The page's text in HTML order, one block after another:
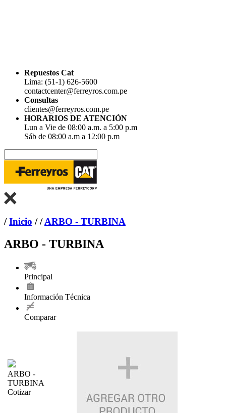
Repuestos Cat
Lima: (51-1) 626-5600
contactcenter@ferreyros.com.pe
Consultas
clientes@ferreyros.com.pe
HORARIOS DE ATENCIÓN
Lun a Vie de 08:00 a.m. a 5:00 p.m
Sáb de 08:00 a.m a 12:00 p.m
/Inicio //ARBO - TURBINA
ARBO - TURBINA
Principal
Información Técnica
Comparar
ARBO -
TURBINA
Cotizar